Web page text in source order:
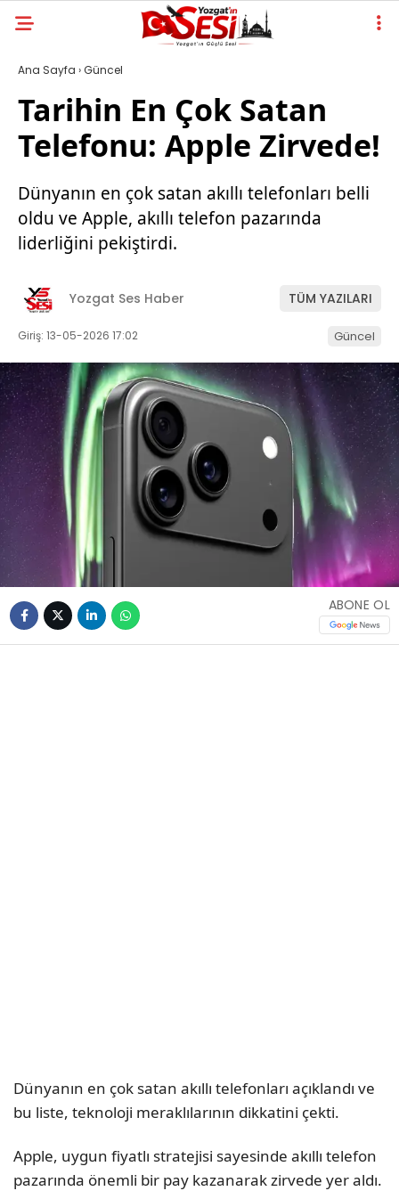
Ana Sayfa ›Güncel
Tarihin En Çok Satan
Telefonu: Apple Zirvede!
Dünyanın en çok satan akıllı telefonları belli
oldu ve Apple, akıllı telefon pazarında
liderliğini pekiştirdi.
Yozgat Ses Haber TÜM YAZILARI
Giriş: 13-05-2026 17:02 Güncel
ABONE OL
Dünyanın en çok satan akıllı telefonları açıklandı ve
bu liste, teknoloji meraklılarının dikkatini çekti.
Apple, uygun fiyatlı stratejisi sayesinde akıllı telefon
pazarında önemli bir pay kazanarak zirvede yer aldı.